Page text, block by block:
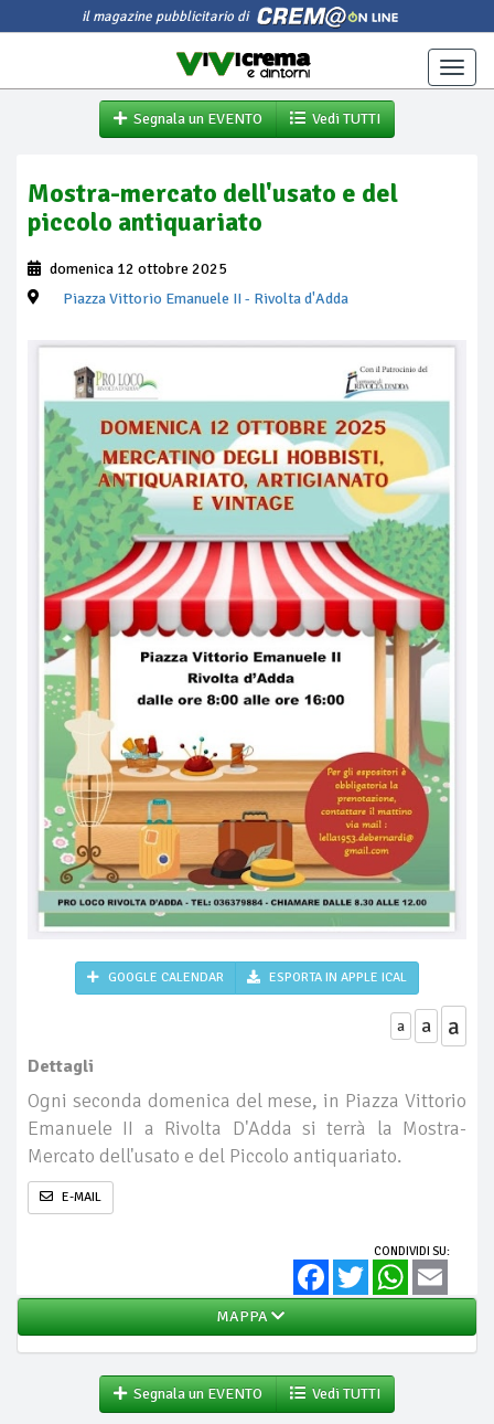
il magazine pubblicitario di
Toggle
Segnala un EVENTO
Vedi TUTTI
Mostra-mercato dell'usato e del
piccolo antiquariato
domenica 12 ottobre 2025
Piazza Vittorio Emanuele II - Rivolta d'Adda
GOOGLE CALENDAR ESPORTA IN APPLE ICAL
a a a
Dettagli
Ogni seconda domenica del mese, in Piazza Vittorio
Emanuele II a Rivolta D'Adda si terrà la Mostra-
Mercato dell'usato e del Piccolo antiquariato.
E-MAIL
CONDIVIDI SU:
FacebookTwitter WhatsApp
MAPPA
Segnala un EVENTO Vedi TUTTI